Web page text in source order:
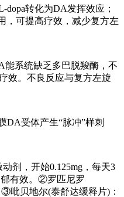
转化为DA发挥效应；
，可提高疗效，减少复方左
能系统缺乏多巴脱羧酶，不
效。不良反应与复方左旋
DA受体产生“脉冲”样刺
剂，开始0.125mg，每天3
郁有效。②罗匹尼罗
吡贝地尔(泰舒达缓释片)：